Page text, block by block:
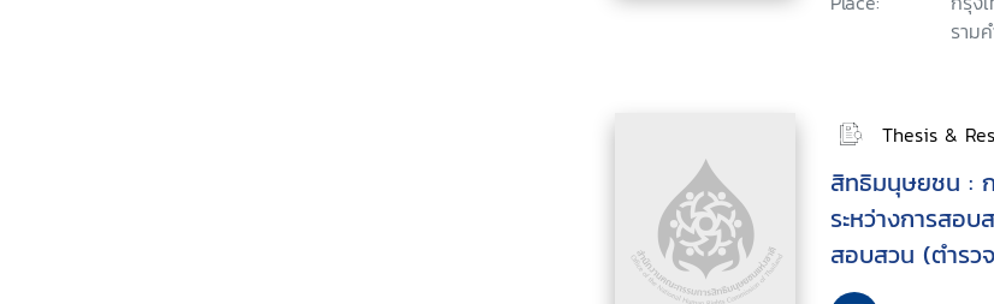
ราม
Thesis &
สิทธิมนุษยชน :
ระหว่างการสอ
สอบสวน (ตำรว